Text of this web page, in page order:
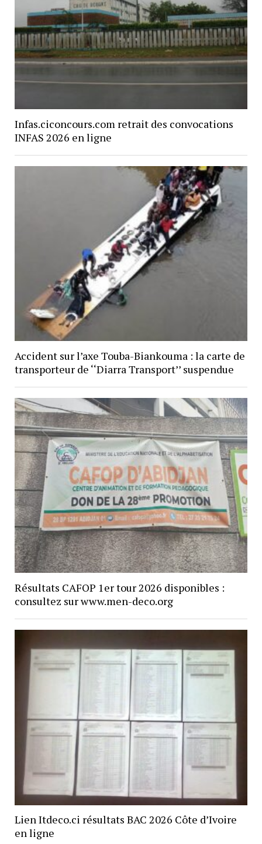
Infas.ciconcours.com retrait des convocations
INFAS 2026 en ligne
Accident sur l’axe Touba-Biankouma : la carte de
transporteur de ‘‘Diarra Transport’’ suspendue
Résultats CAFOP 1er tour 2026 disponibles :
consultez sur www.men-deco.org
Lien Itdeco.ci résultats BAC 2026 Côte d’Ivoire
en ligne